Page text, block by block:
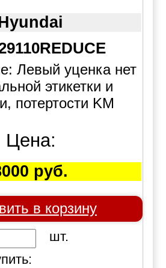
Левый уценка нет
этикетки и
потертости KM
Цена:
руб.
в корзину
шт.